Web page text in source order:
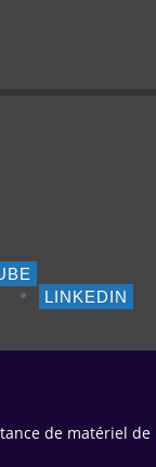
LINKEDIN
de matériel de